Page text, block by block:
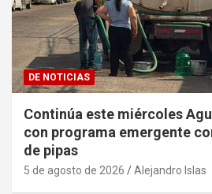
DE NOTICIAS
Continúa este miércoles
con programa emergente
de pipas
5 de agosto de 2026 Alejandro Islas